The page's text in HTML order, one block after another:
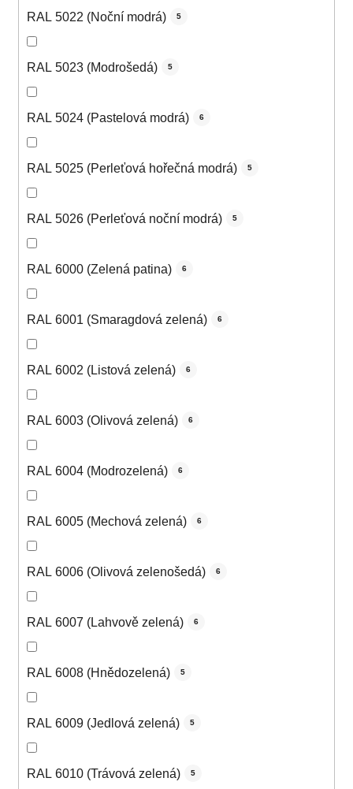
RAL 5022 (Noční modrá) 5
RAL 5023 (Modrošedá) 5
RAL 5024 (Pastelová modrá) 6
RAL 5025 (Perleťová hořečná modrá) 5
RAL 5026 (Perleťová noční modrá) 5
RAL 6000 (Zelená patina) 6
RAL 6001 (Smaragdová zelená) 6
RAL 6002 (Listová zelená) 6
RAL 6003 (Olivová zelená) 6
RAL 6004 (Modrozelená) 6
RAL 6005 (Mechová zelená) 6
RAL 6006 (Olivová zelenošedá) 6
RAL 6007 (Lahvově zelená) 6
RAL 6008 (Hnědozelená) 5
RAL 6009 (Jedlová zelená) 5
RAL 6010 (Trávová zelená) 5